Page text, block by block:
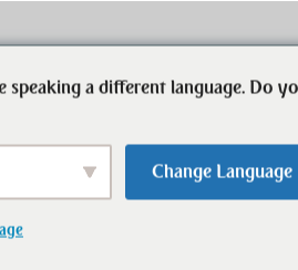
Immobilien Ansprechpartner
speaking a different language. Do
Change Language